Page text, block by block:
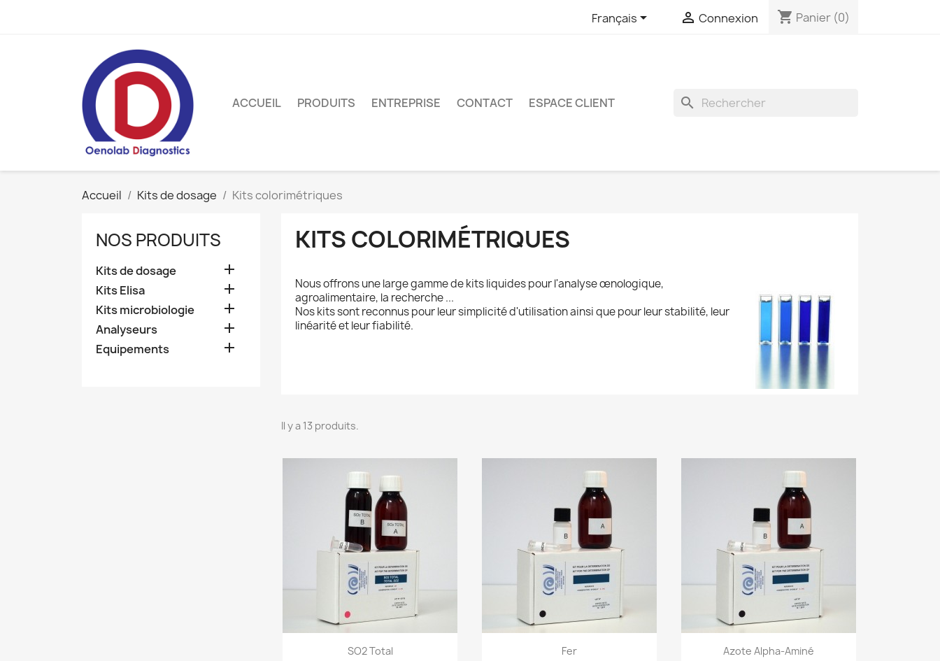
Français  Connexion shopping_cart Panier (0)
ACCUEIL PRODUITS ENTREPRISE CONTACT ESPACE CLIENT search
Accueil Kits de dosage Kits colorimétriques
NOS PRODUITS
Kits de dosage 
Kits Elisa 
Kits microbiologie 
Analyseurs 
Equipements 
KITS COLORIMÉTRIQUES
Nous offrons une large gamme de kits liquides pour l'analyse œnologique,
agroalimentaire, la recherche ...
Nos kits sont reconnus pour leur simplicité d'utilisation ainsi que pour leur stabilité, leur
linéarité et leur fiabilité.
Il y a 13 produits.
SO2 Total Fer Azote Alpha-Aminé